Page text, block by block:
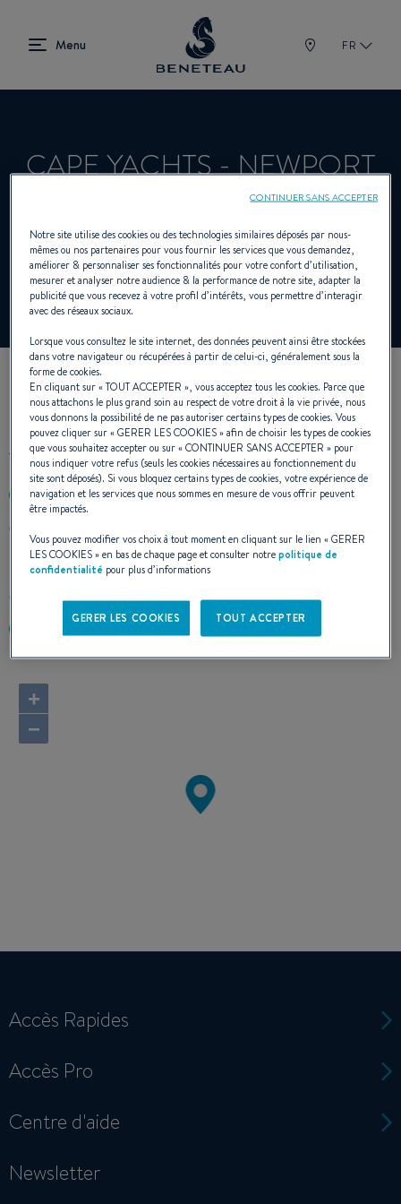
FR
CAPE YACHTS - NEWPORT
Concessionnaire Voiliers, In-bord, Hors-
bord, First pour BENETEAU
NOS COORDONNÉES
401-847-0915
1 Washington Street
02840 NEWPORT, RI, Rhode Island
États-Unis
Calculer l'itinéraire
+
−
Accès Rapides
Accès Pro
Centre d'aide
Newsletter
Notre site utilise des cookies ou des technologies similaires déposés par nous-
mêmes ou nos partenaires pour vous fournir les services que vous demandez,
améliorer & personnaliser ses fonctionnalités pour votre confort d’utilisation,
mesurer et analyser notre audience & la performance de notre site, adapter la
publicité que vous recevez à votre profil d’intérêts, vous permettre d’interagir
avec des réseaux sociaux.
Lorsque vous consultez le site internet, des données peuvent ainsi être stockées
dans votre navigateur ou récupérées à partir de celui-ci, généralement sous la
forme de cookies.
En cliquant sur «TOUT ACCEPTER », vous acceptez tous les cookies. Parce que
nous attachons le plus grand soin au respect de votre droit à la vie privée, nous
vous donnons la possibilité de ne pas autoriser certains types de cookies. Vous
pouvez cliquer sur «GERER LES COOKIES» afin de choisir les types de cookies
que vous souhaitez accepter ou sur «CONTINUER SANS ACCEPTER » pour
nous indiquer votre refus (seuls les cookies nécessaires au fonctionnement du
site sont déposés). Si vous bloquez certains types de cookies, votre expérience de
navigation et les services que nous sommes en mesure de vous offrir peuvent
être impactés.
Vous pouvez modifier vos choix à tout moment en cliquant sur le lien «GERER
LES COOKIES» en bas de chaque page et consulter notrepolitique de
confidentialité pour plus d’informations
GERER LES COOKIES TOUT ACCEPTER
CONTINUER SANS ACCEPTER